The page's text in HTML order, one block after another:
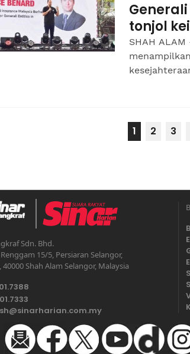
tonjol
SHAH
1 2 3
Sdn. Bhd.
15/5, Persiaran Selangor,
40000 Shah Alam Selangor, Malaysia